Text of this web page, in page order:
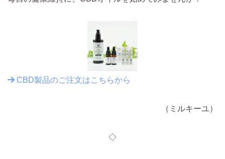
CBD製品のご注文はこちらから
（ミルキーユ）
◇